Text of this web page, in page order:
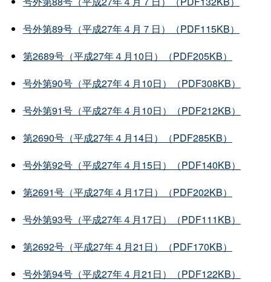
号外第89号（平成27年４月７日）（PDF115KB）
第2689号（平成27年４月10日）（PDF205KB）
号外第90号（平成27年４月10日）（PDF308KB）
号外第91号（平成27年４月10日）（PDF212KB）
第2690号（平成27年４月14日）（PDF285KB）
号外第92号（平成27年４月15日）（PDF140KB）
第2691号（平成27年４月17日）（PDF202KB）
号外第93号（平成27年４月17日）（PDF111KB）
第2692号（平成27年４月21日）（PDF170KB）
号外第94号（平成27年４月21日）（PDF122KB）